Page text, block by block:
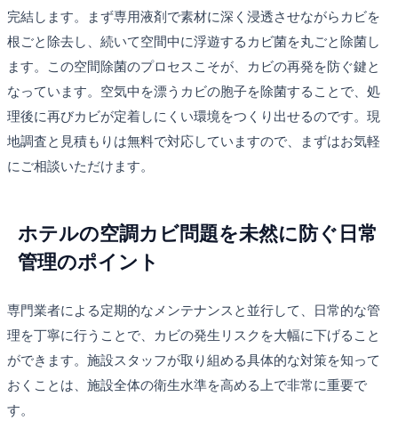
完結します。まず専用液剤で素材に深く浸透させながらカビを
根ごと除去し、続いて空間中に浮遊するカビ菌を丸ごと除菌し
ます。この空間除菌のプロセスこそが、カビの再発を防ぐ鍵と
なっています。空気中を漂うカビの胞子を除菌することで、処
理後に再びカビが定着しにくい環境をつくり出せるのです。現
地調査と見積もりは無料で対応していますので、まずはお気軽
にご相談いただけます。
ホテルの空調カビ問題を未然に防ぐ日常
管理のポイント
専門業者による定期的なメンテナンスと並行して、日常的な管
理を丁寧に行うことで、カビの発生リスクを大幅に下げること
ができます。施設スタッフが取り組める具体的な対策を知って
おくことは、施設全体の衛生水準を高める上で非常に重要で
す。